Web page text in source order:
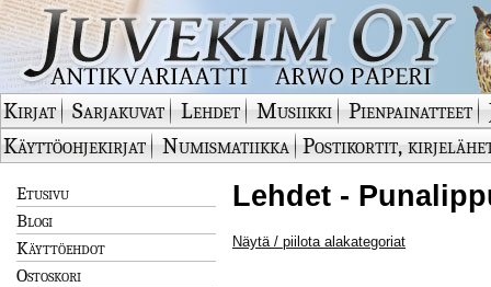
Kirjat Sarjakuvat Lehdet Musiikki Pienpainatteet
Käyttöohjekirjat
Numismatiikka Postikortit,
Etusivu
Blogi
Käyttöehdot
Ostoskori
Lehdet -
Näytä / piilota alakategoriat